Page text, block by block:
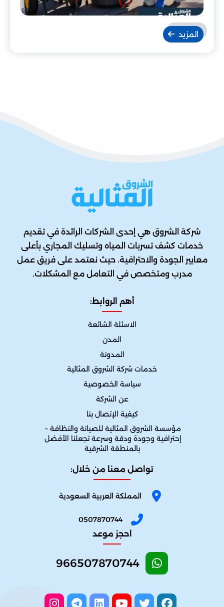
المزيد
شركة الشروق هي إحدى الشركات الرائدة في تقديم
خدمات كشف تسربات المياه وتسليك المجاري بأعلى
معايير الجودة والاحترافية. حيث نعتمد على فريق عمل
مدرب ومتخصص في التعامل مع المشكلات.
أهم الروابط:
الاسئلة الشائعة
المدن
المدونة
خدمات شركة الشروق المثالية
سياسة الخصوصية
عن الشركة
كيفية الإتصال بنا
بالمنطقة الشرقية
تواصل معنا من خلال:
المملكة العربية السعودية
0507870744
احجز موعد
966507870744